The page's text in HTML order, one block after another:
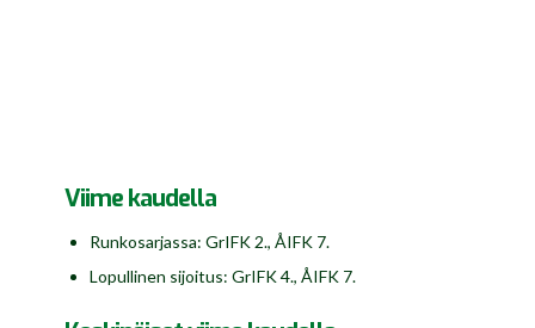
Viime kaudella
Runkosarjassa: GrIFK 2., ÅIFK 7.
Lopullinen sijoitus: GrIFK 4., ÅIFK 7.